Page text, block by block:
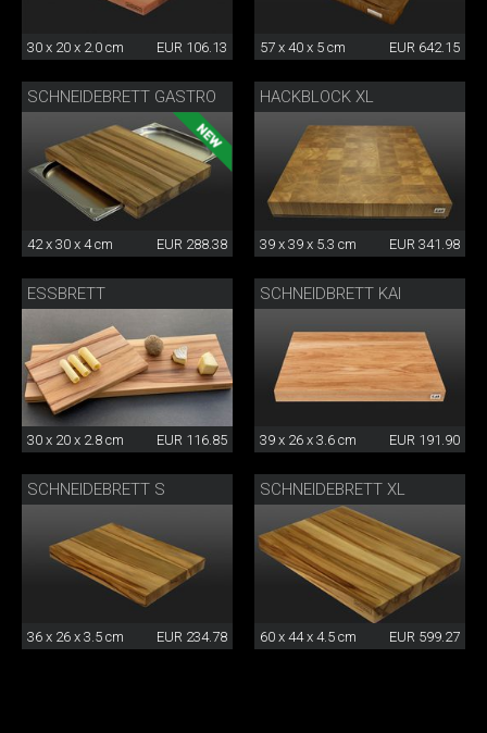
30 x 20 x 2.0 cm EUR 106.13 57 x 40 x 5 cm EUR 642.15
SCHNEIDEBRETT GASTRO
42 x 30 x 4 cm EUR 288.38
HACKBLOCK XL
39 x 39 x 5.3 cm EUR 341.98
ESSBRETT
30 x 20 x 2.8 cm EUR 116.85
SCHNEIDBRETT KAI
39 x 26 x 3.6 cm EUR 191.90
SCHNEIDEBRETT S
36 x 26 x 3.5 cm EUR 234.78
SCHNEIDEBRETT XL
60 x 44 x 4.5 cm EUR 599.27